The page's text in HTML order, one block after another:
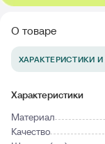
О товаре
ХАРАКТЕРИСТИКИ
Характеристики
Материал
Качество